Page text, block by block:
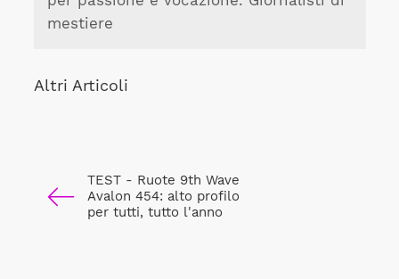
mestiere
Altri Articoli
TEST - Ruote 9th Wave
Avalon 454: alto profilo
per tutti, tutto l'anno